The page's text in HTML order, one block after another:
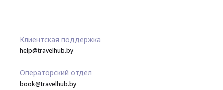
Клиентская поддержка
help@travelhub.by
Операторский отдел
book@travelhub.by